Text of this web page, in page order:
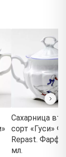
Сахарница
сорт «Гуси»
Repast.
мл.